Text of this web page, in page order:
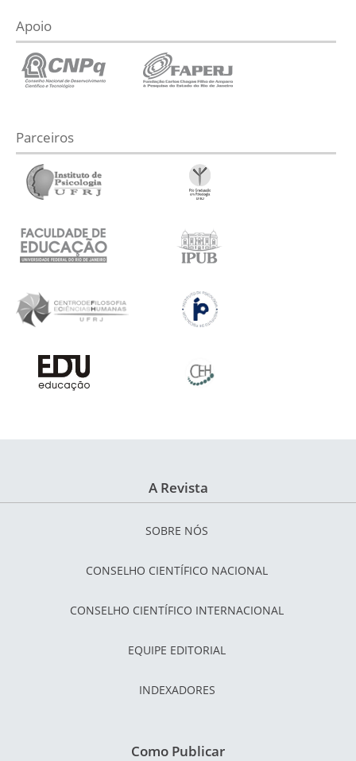
Apoio
Parceiros
A Revista
SOBRE NÓS
CONSELHO CIENTÍFICO NACIONAL
CONSELHO CIENTÍFICO INTERNACIONAL
EQUIPE EDITORIAL
INDEXADORES
Como Publicar